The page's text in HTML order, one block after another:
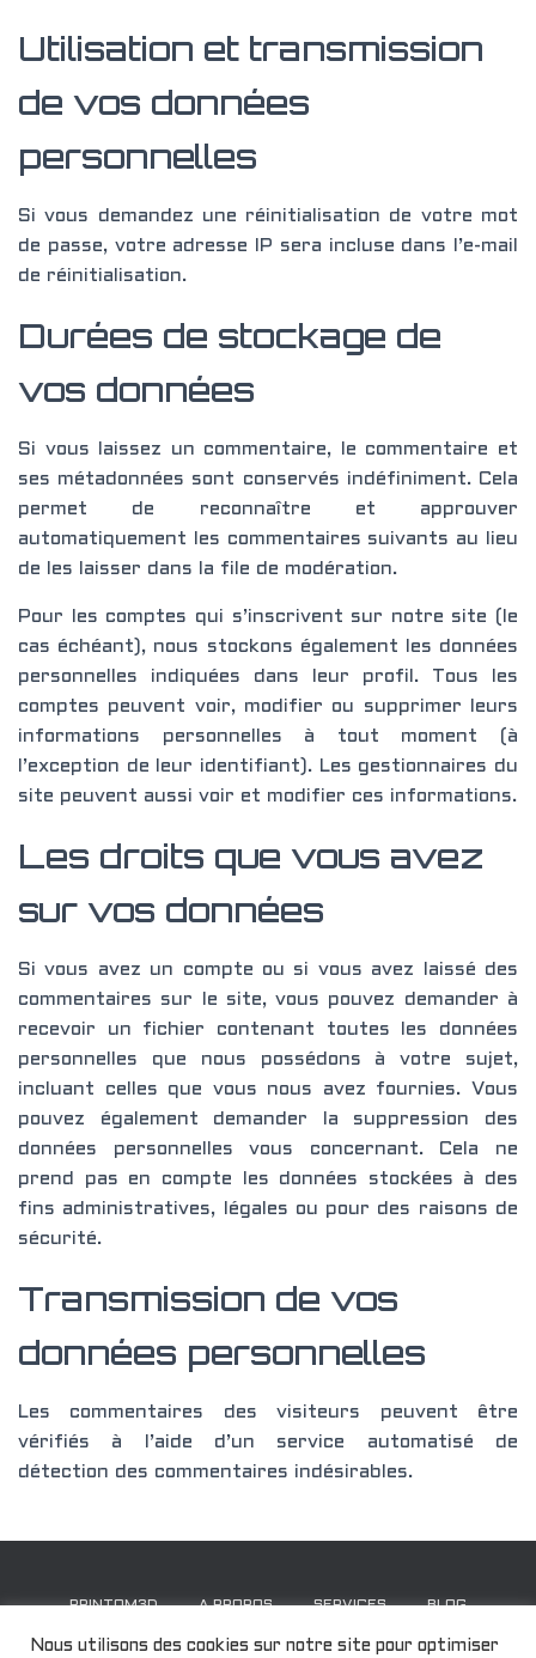
Utilisation et transmission
de vos données
personnelles
Si vous demandez une réinitialisation de votre mot
de passe, votre adresse IP sera incluse dans l’e-mail
de réinitialisation.
Durées de stockage de
vos données
Si vous laissez un commentaire, le commentaire et
ses métadonnées sont conservés indéfiniment. Cela
permet de reconnaître et approuver
automatiquement les commentaires suivants au lieu
de les laisser dans la file de modération.
Pour les comptes qui s’inscrivent sur notre site (le
cas échéant), nous stockons également les données
personnelles indiquées dans leur profil. Tous les
comptes peuvent voir, modifier ou supprimer leurs
informations personnelles à tout moment (à
l’exception de leur identifiant). Les gestionnaires du
site peuvent aussi voir et modifier ces informations.
Les droits que vous avez
sur vos données
Si vous avez un compte ou si vous avez laissé des
commentaires sur le site, vous pouvez demander à
recevoir un fichier contenant toutes les données
personnelles que nous possédons à votre sujet,
incluant celles que vous nous avez fournies. Vous
pouvez également demander la suppression des
données personnelles vous concernant. Cela ne
prend pas en compte les données stockées à des
fins administratives, légales ou pour des raisons de
sécurité.
Transmission de vos
données personnelles
Les commentaires des visiteurs peuvent être
vérifiés à l’aide d’un service automatisé de
détection des commentaires indésirables.
PRINTOM3D A PROPOS SERVICES BLOG
Nous utilisons des cookies sur notre site pour optimiser